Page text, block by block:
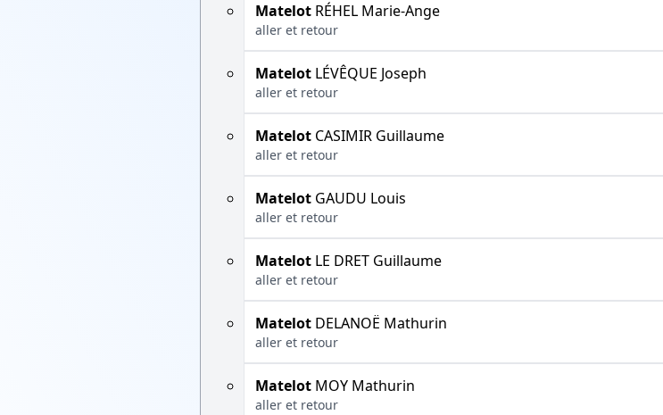
Matelot RÉHEL Marie-Ange
aller et retour
Matelot LÉVÊQUE Joseph
aller et retour
Matelot CASIMIR Guillaume
aller et retour
Matelot GAUDU Louis
aller et retour
Matelot LE DRET Guillaume
aller et retour
Matelot DELANOË Mathurin
aller et retour
Matelot MOY Mathurin
aller et retour